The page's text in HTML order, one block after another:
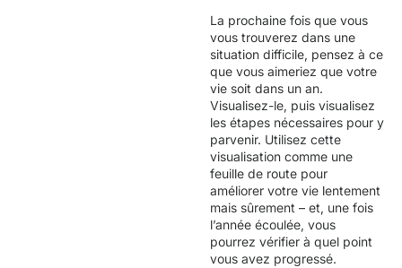
La prochaine fois que vous
vous trouverez dans une
situation difficile, pensez à ce
que vous aimeriez que votre
vie soit dans un an.
Visualisez-le, puis visualisez
les étapes nécessaires pour y
parvenir. Utilisez cette
visualisation comme une
feuille de route pour
améliorer votre vie lentement
mais sûrement – et, une fois
l’année écoulée, vous
pourrez vérifier à quel point
vous avez progressé.